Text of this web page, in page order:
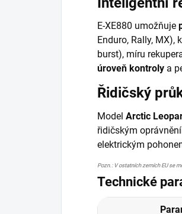
E-XE880 umožňuje
Enduro, Rally, MX),
burst), míru
úroveň kontroly a
Řidičský
Model Arctic
řidičským
elektrickým
Pozn.: V ostatních zemích EU se
Technické